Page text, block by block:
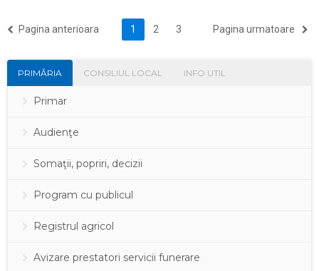
Pagina anterioara 1 (current)
2 3 Pagina urmatoare
PRIMĂRIA CONSILIUL LOCAL INFO UTIL
Primar
Audienţe
Somaţii, popriri, decizii
Program cu publicul
Registrul agricol
Avizare prestatori servicii funerare